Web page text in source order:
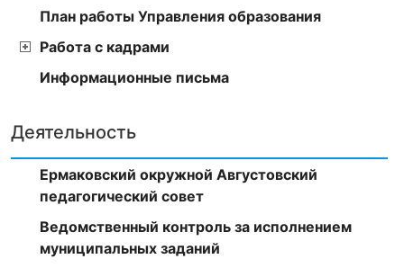
План работы Управления образования
Работа с кадрами
Информационные письма
Деятельность
Ермаковский окружной Августовский
педагогический совет
Ведомственный контроль за исполнением
муниципальных заданий